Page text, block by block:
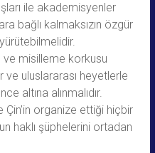
ile akademisyenler
bağlı kalmaksızın özgür
ve misilleme korkusu
ve uluslararası heyetlerle
altına alınmalıdır.
Çin’in organize ettiği hiçbir
haklı şüphelerini ortadan